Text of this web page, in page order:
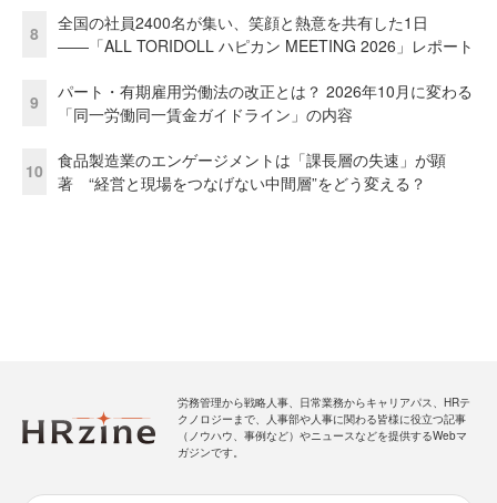
8
全国の社員2400名が集い、笑顔と熱意を共有した1日
――「ALL TORIDOLL ハピカン MEETING 2026」レポート
9
パート・有期雇用労働法の改正とは？ 2026年10月に変わる
「同一労働同一賃金ガイドライン」の内容
10
食品製造業のエンゲージメントは「課長層の失速」が顕
著 “経営と現場をつなげない中間層”をどう変える？
労務管理から戦略人事、日常業務からキャリアパス、HRテ
クノロジーまで、人事部や人事に関わる皆様に役立つ記事
（ノウハウ、事例など）やニュースなどを提供するWebマ
ガジンです。